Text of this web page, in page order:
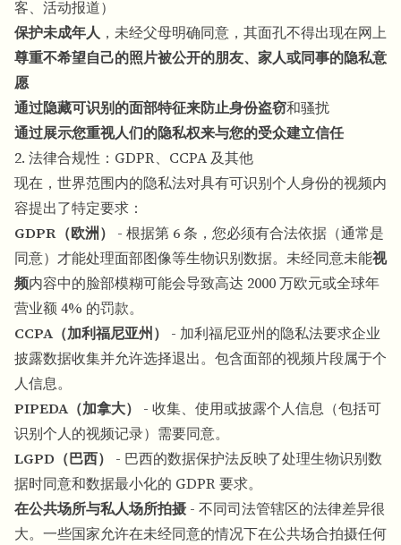
客、活动报道）
保护未成年人 ，未经父母明确同意，其面孔不得出现在网上
尊重不希望自己的照片被公开的朋友、家人或同事的隐私意
愿
通过隐藏可识别的面部特征来防止身份盗窃和骚扰
通过展示您重视人们的隐私权来与您的受众建立信任
2. 法律合规性：GDPR、CCPA 及其他
现在，世界范围内的隐私法对具有可识别个人身份的视频内
容提出了特定要求：
GDPR（欧洲）
- 根据第 6 条，您必须有合法依据（通常是
同意）才能处理面部图像等生物识别数据。未经同意未能视
频内容中的脸部模糊可能会导致高达 2000 万欧元或全球年
营业额 4% 的罚款。
CCPA（加利福尼亚州）
- 加利福尼亚州的隐私法要求企业
披露数据收集并允许选择退出。包含面部的视频片段属于个
人信息。
PIPEDA（加拿大）
- 收集、使用或披露个人信息（包括可
识别个人的视频记录）需要同意。
LGPD（巴西）
- 巴西的数据保护法反映了处理生物识别数
据时同意和数据最小化的 GDPR 要求。
在公共场所与私人场所拍摄 - 不同司法管辖区的法律差异很
大。一些国家允许在未经同意的情况下在公共场合拍摄任何